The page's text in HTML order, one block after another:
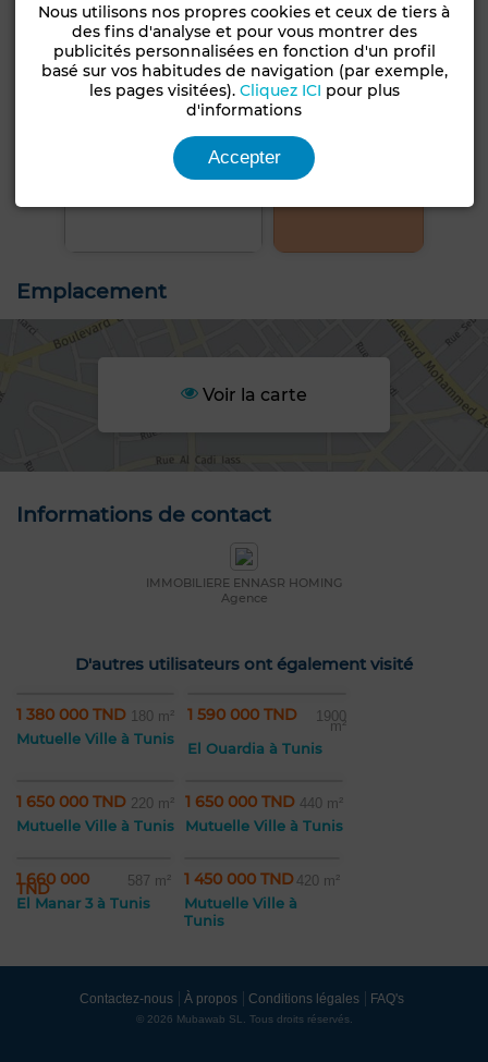
+2 PHOTOS
Emplacement
Voir la carte
Informations de contact
IMMOBILIERE ENNASR HOMING
Agence
D'autres utilisateurs ont également visité
1 380 000 TND 180 m²
Mutuelle Ville à Tunis
1 590 000 TND 1900
m²
El Ouardia à Tunis
1 650 000 TND 220 m²
Mutuelle Ville à Tunis
1 650 000 TND 440 m²
Mutuelle Ville à Tunis
1 660 000
TND 587 m²
El Manar 3 à Tunis
1 450 000 TND 420 m²
Mutuelle Ville à
Tunis
Contactez-nous À propos Conditions légales FAQ's
© 2026 Mubawab SL. Tous droits réservés.
Nous utilisons nos propres cookies et ceux de tiers à
des fins d'analyse et pour vous montrer des
publicités personnalisées en fonction d'un profil
basé sur vos habitudes de navigation (par exemple,
les pages visitées). Cliquez ICI pour plus
d'informations
Accepter